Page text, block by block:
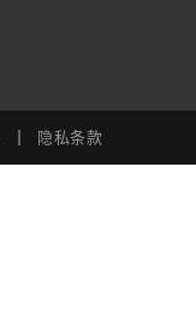
隐私条款